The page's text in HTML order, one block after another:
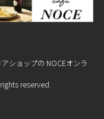
ショップの NOCEオンラ
rights reserved.